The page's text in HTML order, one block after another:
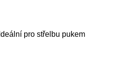
Ideální pro střelbu pukem